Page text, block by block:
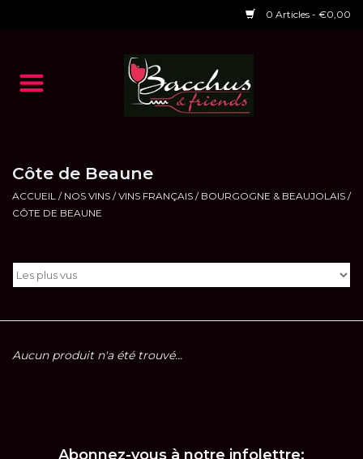
0 Articles - €0,00
Accueil
Dégustations
HORAIRES ET EVENTS 2026
Chèques cadeaux
2026
Côte de Beaune
ACCUEIL / NOS VINS /VINS FRANÇAIS / BOURGOGNE & BEAUJOLAIS /
CÔTE DE BEAUNE
Aucun produit n'a été trouvé...
Abonnez-vous à notre infolettre: